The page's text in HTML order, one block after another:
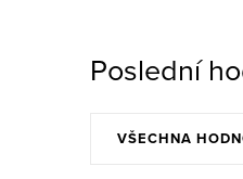
Poslední
VŠECHNA